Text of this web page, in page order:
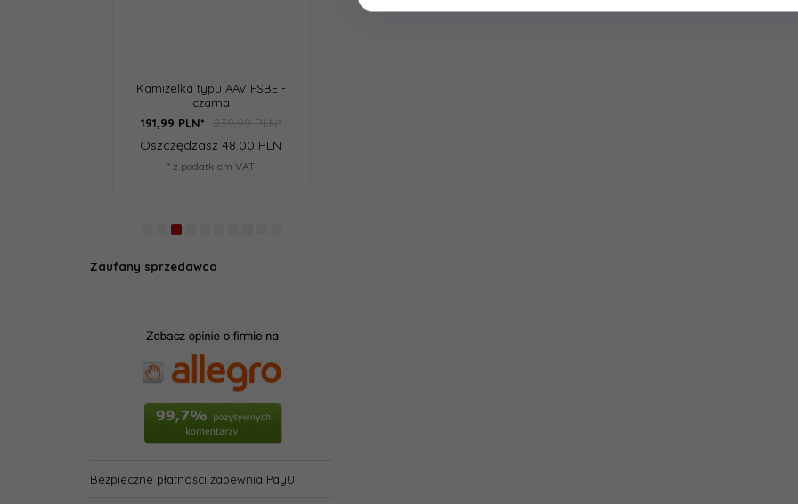
Kamizelka typu AAV FSBE -
239,99 PLN*
Oszczędzasz 48.00 PLN
Mała torba zrzutowa - TAN
23,99 PLN*
Oszczędzasz 6.00 PLN
Zaufany sprzedawca
Bezpieczne płatności zapewnia PayU